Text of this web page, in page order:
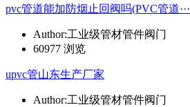
pvc管道能加防烟止回阀吗(PVC管道···
Author:工业级管材管件阀门
60977 浏览
upvc管山东生产厂家
Author:工业级管材管件阀门